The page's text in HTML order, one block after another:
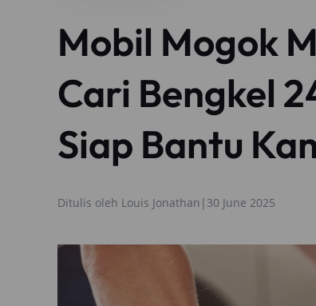
Mobil Mogok
Cari Bengkel
Siap Bantu
Ditulis oleh Louis Jonathan | 30 June 2025